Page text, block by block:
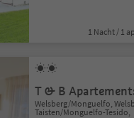
1 Nacht / 1
T & B
Welsberg/Monguelfo,
Taisten/Monguelfo-Tesido,